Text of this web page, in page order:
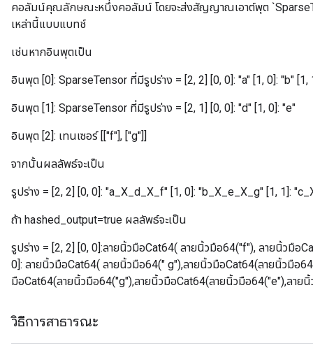
คอลัมน์คุณลักษณะหนึ่งคอลัมน์ โดยจะส่งสัญญาณเอาต์พุต
เหล่านี้แบบแบทช์
เช่นหากอินพุตเป็น
อินพุต [0]: SparseTensor ที่มีรูปร่าง = [2, 2] [0, 0]: "a" [1, 0]: "b" [1,
อินพุต [1]: SparseTensor ที่มีรูปร่าง = [2, 1] [0, 0]: "d" [1, 0]: "e"
อินพุต [2]: เทนเซอร์ [["f"], ["g"]]
จากนั้นผลลัพธ์จะเป็น
รูปร่าง = [2, 2] [0, 0]: "a_X_d_X_f" [1, 0]: "b_X_e_X_g" [1, 1]:
ถ้า hashed_output=true ผลลัพธ์จะเป็น
รูปร่าง = [2, 2] [0, 0]:ลายนิ้วมือCat64( ลายนิ้วมือ64("f"), ลายนิ้วมือ
0]: ลายนิ้วมือCat64( ลายนิ้วมือ64(" g"),ลายนิ้วมือCat64(ลายนิ้วมือ
มือCat64(ลายนิ้วมือ64("g"),ลายนิ้วมือCat64(ลายนิ้วมือ64("e"),ลาย
วิธีการสาธารณะ